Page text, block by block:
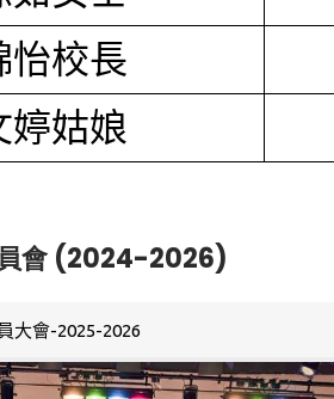
怡校長
婷姑娘
會 (2024-2026)
大會-2025-2026